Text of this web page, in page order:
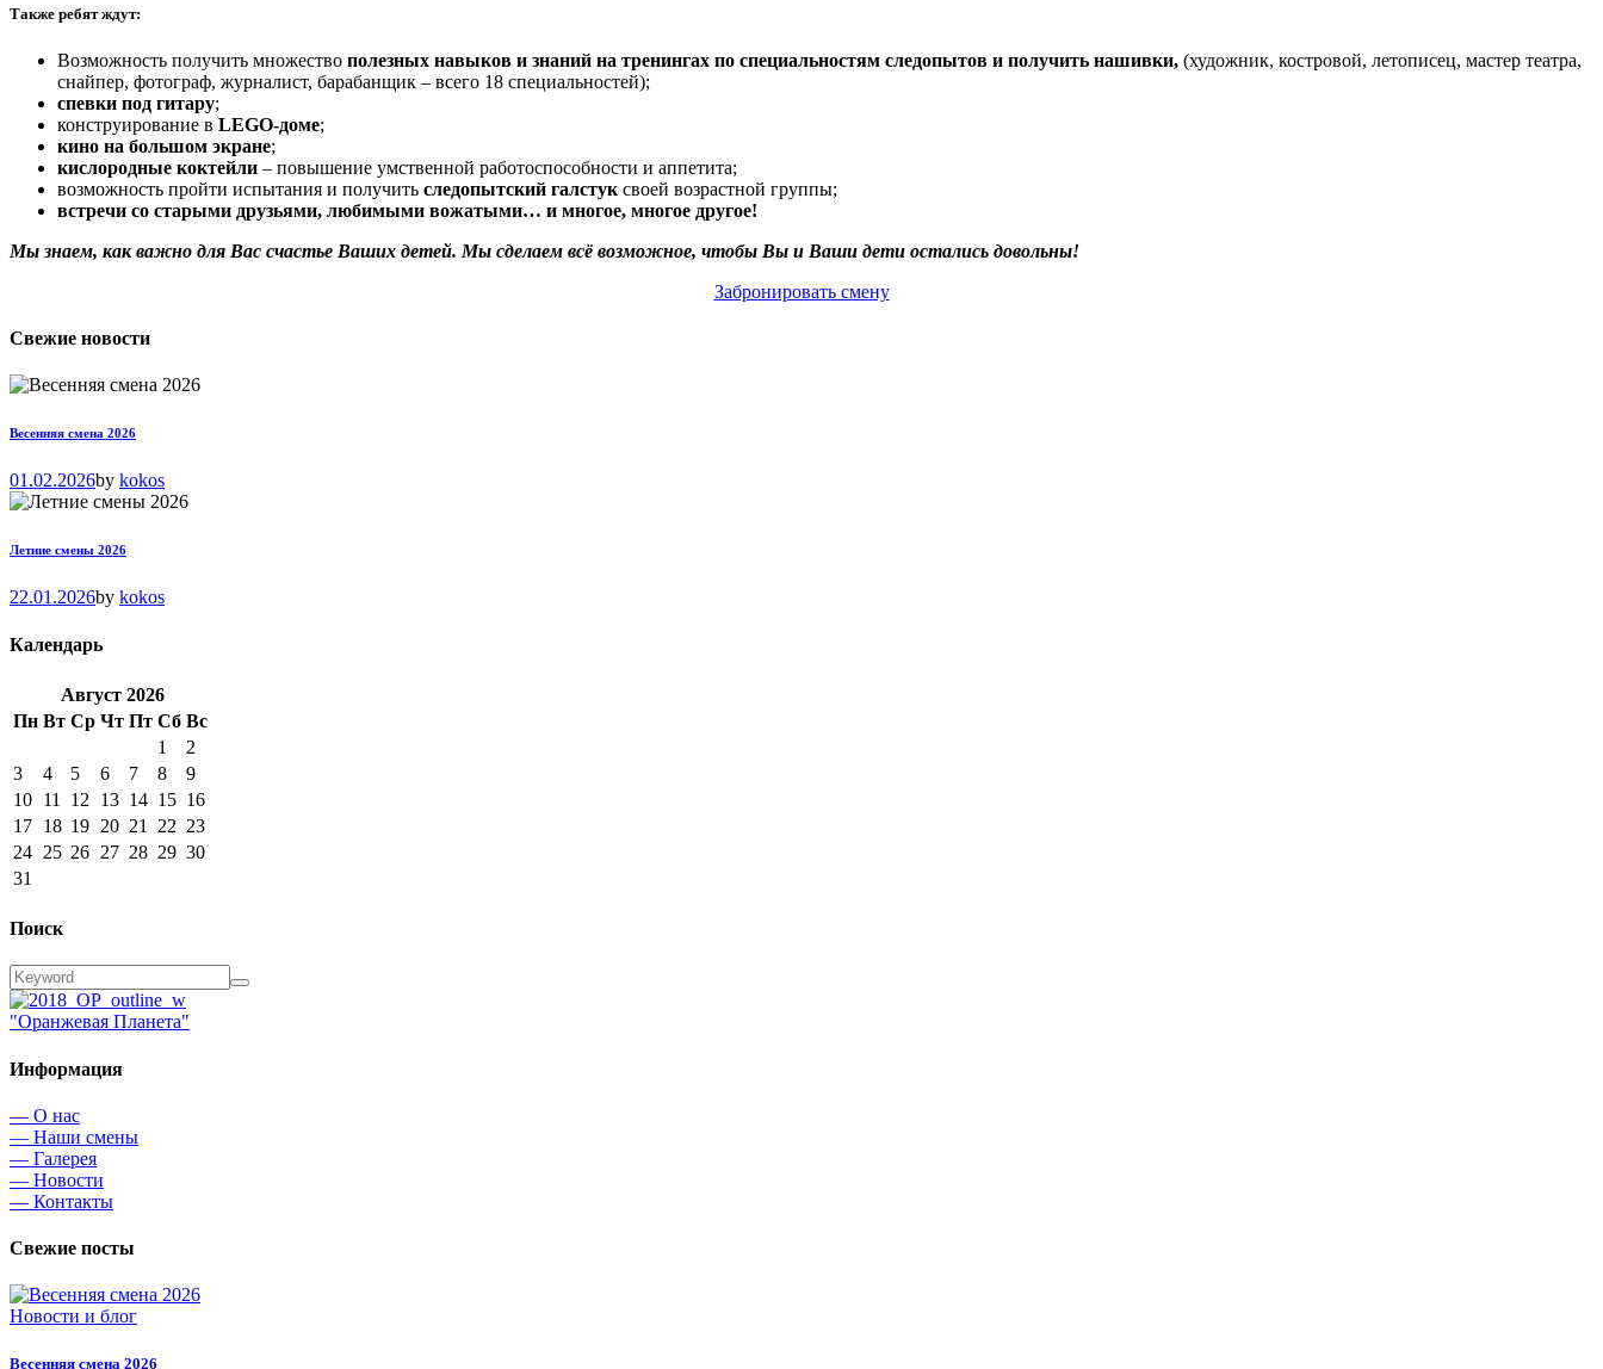
Также ребят ждут:
Возможность получить множество полезных навыков и знаний на тренингах по специальностям следопытов и получить нашивки, (художник, костровой, летописец, мастер театра,
снайпер, фотограф, журналист, барабанщик – всего 18 специальностей);
спевки под гитару;
конструирование в LEGO-доме;
кино на большом экране;
кислородные коктейли – повышение умственной работоспособности и аппетита;
возможность пройти испытания и получить следопытский галстук своей возрастной группы;
встречи со старыми друзьями, любимыми вожатыми… и многое, многое другое!
Мы знаем, как важно для Вас счастье Ваших детей. Мы сделаем всё возможное, чтобы Вы и Ваши дети остались довольны!
Забронировать смену
Свежие новости
Весенняя смена 2026
01.02.2026by kokos
Летние смены 2026
22.01.2026by kokos
Календарь
Август 2026
Пн Вт Ср Чт Пт Сб Вс
1
2
3
4 5 6 7 8
9
10 11 12 13 14 15 16
17 18 19 20 21 22 23
24 25 26 27 28 29 30
31
Поиск
"Оранжевая Планета"
Информация
— О нас
— Наши смены
— Галерея
— Новости
— Контакты
Свежие посты
Новости и блог
Весенняя смена 2026